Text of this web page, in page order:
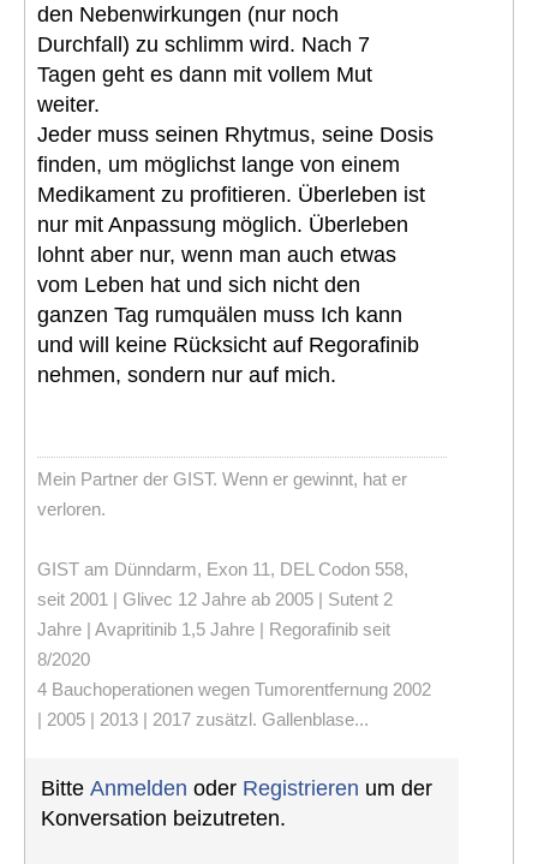
den Nebenwirkungen (nur noch
Durchfall) zu schlimm wird. Nach 7
Tagen geht es dann mit vollem Mut
weiter.
Jeder muss seinen Rhytmus, seine Dosis
finden, um möglichst lange von einem
Medikament zu profitieren. Überleben ist
nur mit Anpassung möglich. Überleben
lohnt aber nur, wenn man auch etwas
vom Leben hat und sich nicht den
ganzen Tag rumquälen muss Ich kann
und will keine Rücksicht auf Regorafinib
nehmen, sondern nur auf mich.
Mein Partner der GIST. Wenn er gewinnt, hat er
verloren.
GIST am Dünndarm, Exon 11, DEL Codon 558,
seit 2001 | Glivec 12 Jahre ab 2005 | Sutent 2
Jahre | Avapritinib 1,5 Jahre | Regorafinib seit
8/2020
4 Bauchoperationen wegen Tumorentfernung 2002
| 2005 | 2013 | 2017 zusätzl. Gallenblase...
Bitte Anmelden oder Registrieren um der
Konversation beizutreten.